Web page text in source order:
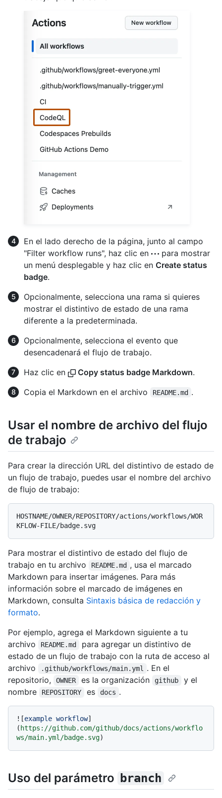
En el lado derecho de la página, junto al campo
"Filter workflow runs", haz clic en
para mostrar
un menú desplegable y haz clic en Create status
badge.
Opcionalmente, selecciona una rama si quieres
mostrar el distintivo de estado de una rama
diferente a la predeterminada.
Opcionalmente, selecciona el evento que
desencadenará el flujo de trabajo.
Haz clic en
Copy status badge Markdown.
Copia el Markdown en el archivo
README.md .
Usar el nombre de archivo del flujo
de trabajo
Para crear la dirección URL del distintivo de estado de
un flujo de trabajo, puedes usar el nombre del archivo
de flujo de trabajo:
HOSTNAME/OWNER/REPOSITORY/actions/workflows/WOR
Para mostrar el distintivo de estado del flujo de
trabajo en tu archivo
README.md , usa el marcado
Markdown para insertar imágenes. Para más
información sobre el marcado de imágenes en
Markdown, consulta Sintaxis básica de redacción y
formato.
Por ejemplo, agrega el Markdown siguiente a tu
archivo
README.md
para agregar un distintivo de
estado de un flujo de trabajo con la ruta de acceso al
archivo
.github/workflows/main.yml
. En el
repositorio,
OWNER es la organización github
y el
nombre
REPOSITORY es docs .
![example workflow]
( https://github.com/github/docs/actions/workflo
ws/main.yml/badge.svg
Uso del parámetro branch